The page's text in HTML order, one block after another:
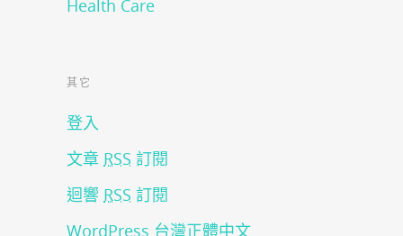
Health Care
其它
登入
文章 RSS 訂閱
迴響 RSS 訂閱
WordPress 台灣正體中文